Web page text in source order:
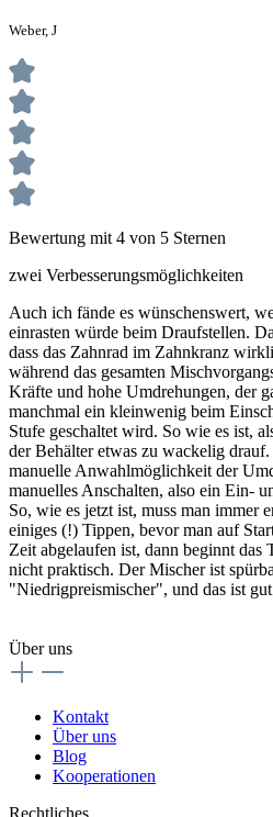
Weber, J
Bewertung mit 4 von 5 Sternen
zwei Verbesserungsmöglichkeiten
Auch ich fände es wünschenswert,
einrasten würde beim Draufstellen.
dass das Zahnrad im Zahnkranz
während das gesamten
Kräfte und hohe Umdrehungen, der
manchmal ein kleinwenig beim
Stufe geschaltet wird. So wie es ist,
der Behälter etwas zu wackelig
manuelle Anwahlmöglichkeit der
manuelles Anschalten, also ein Ein-
So, wie es jetzt ist, muss man immer
einiges (!) Tippen, bevor man auf
Zeit abgelaufen ist, dann beginnt das
nicht praktisch. Der Mischer ist
"Niedrigpreismischer", und das ist
Über uns
Kontakt
Über uns
Blog
Kooperationen